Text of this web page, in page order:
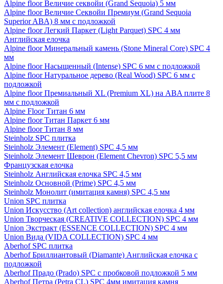
Alpine floor Величие секвойи (Grand Sequoia) 5 мм
Alpine floor Величие Секвойи Премиум (Grand Sequoia
Superior ABA) 8 мм с подложкой
Alpine floor Легкий Паркет (Light Parquet) SPC 4 мм
Английская елочка
Alpine floor Минеральный камень (Stone Mineral Core) SPC 4
мм
Alpine floor Насыщенный (Intense) SPC 6 мм с подложкой
Alpine floor Натуральное дерево (Real Wood) SPC 6 мм с
подложкой
Alpine floor Премиальный XL (Premium XL) на ABA плите 8
мм с подложкой
Alpine Floor Титан 6 мм
Alpine floor Титан Паркет 6 мм
Alpine floor Титан 8 мм
Steinholz SPC плитка
Steinholz Элемент (Element) SPC 4,5 мм
Steinholz Элемент Шеврон (Element Chevron) SPC 5,5 мм
Французская елочка
Steinholz Английская елочка SPC 4,5 мм
Steinholz Основной (Prime) SPC 4,5 мм
Steinholz Монолит (имитация камня) SPC 4,5 мм
Union SPC плитка
Union Искусство (Art collection) английская елочка 4 мм
Union Творческая (CREATIVE COLLECTION) SPC 4 мм
Union Экстракт (ESSENCE COLLECTION) SPC 4 мм
Union Вида (VIDA COLLECTION) SPC 4 мм
Aberhof SPC плитка
Aberhof Бриллиантовый (Diamante) Английская елочка с
подложкой
Aberhof Прадо (Prado) SPC с пробковой подложкой 5 мм
Aberhof Петра (Petra CL) SPC 4мм имитация камня